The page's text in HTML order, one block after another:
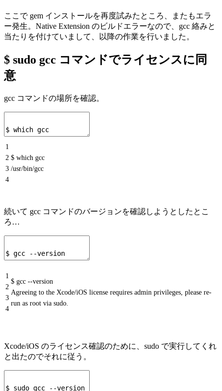
ここで gem インストールを再度試みたところ、またもエラ
ー発生。Native Extension のビルドエラーなので、gcc 絡みと
当たりを付けていまして、以降の作業を行いました。
$ sudo gcc コマンドでライセンスに同
意
gcc コマンドの場所を確認。
1
2
3
4
$ which gcc
/usr/bin/gcc
続いて gcc コマンドのバージョンを確認しようとしたとこ
ろ…
1
2
3
4
$ gcc --version
Agreeing to the Xcode/iOS license requires admin privileges, please re-
run as root via sudo.
Xcode/iOS のライセンス確認のために、sudo で実行してくれ
と出たのでそれに従う。